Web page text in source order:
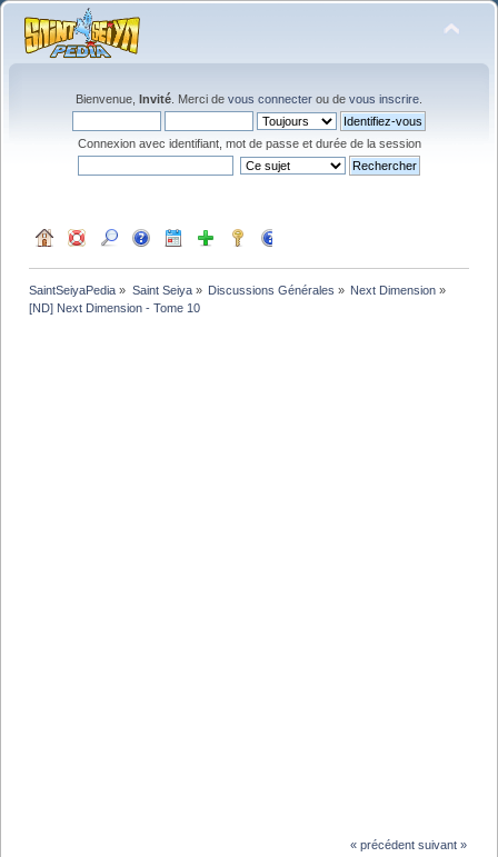
Bienvenue, Invité . Merci de vous connecter ou de vous inscrire
Connexion avec identifiant, mot de passe et durée de la session
SaintSeiyaPedia » Saint Seiya» Discussions Générales » Next Dimension »
[ND] Next Dimension - Tome 10
« précédent suivant »